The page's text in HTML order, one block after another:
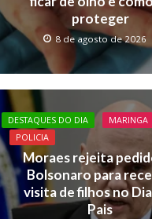
proteger
8 de agosto de 2026
DESTAQUES DO DIA
MARINGA
POLICIA
Moraes rejeita
Bolsonaro para
visita de filhos no
Pais